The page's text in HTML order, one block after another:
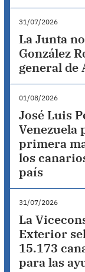
31/07/2026
La Junta
González
general de
01/08/2026
José Luis
Venezuela
primera
los
país
31/07/2026
La
Exterior
15.173
para las